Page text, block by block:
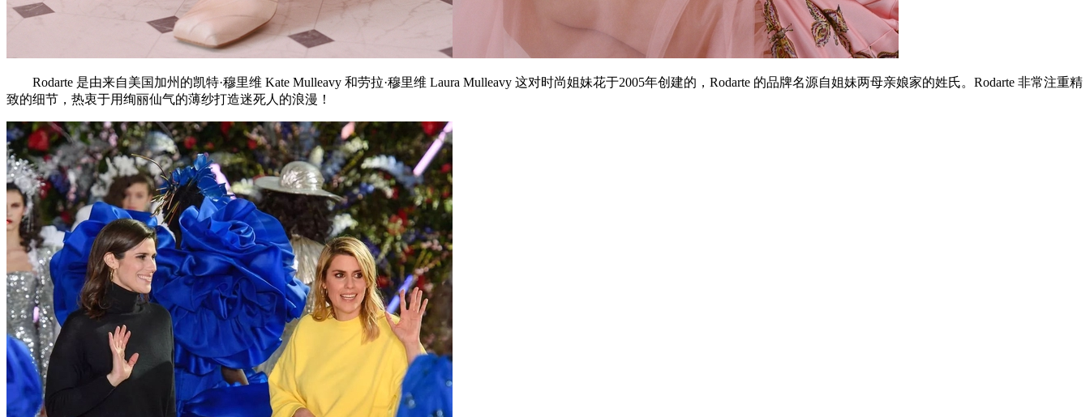
Rodarte 是由来自美国加州的凯特·穆里维 Kate Mulleavy 和劳拉·穆里维 Laura Mulleavy 这对时尚姐妹花于2005年创建的，Rodarte 的品牌名源自姐妹两母亲娘家的姓氏。Rodarte 非常注重精
致的细节，热衷于用绚丽仙气的薄纱打造迷死人的浪漫！